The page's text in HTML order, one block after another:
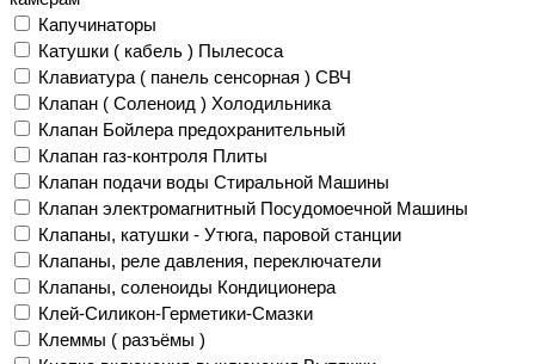
Капучинаторы
Катушки ( кабель ) Пылесоса
Клавиатура ( панель сенсорная ) СВЧ
Клапан ( Соленоид ) Холодильника
Клапан Бойлера предохранительный
Клапан газ-контроля Плиты
Клапан подачи воды Стиральной Машины
Клапан электромагнитный Посудомоечной Машины
Клапаны, катушки - Утюга, паровой станции
Клапаны, реле давления, переключатели
Клапаны, соленоиды Кондиционера
Клей-Силикон-Герметики-Смазки
Клеммы ( разъёмы )